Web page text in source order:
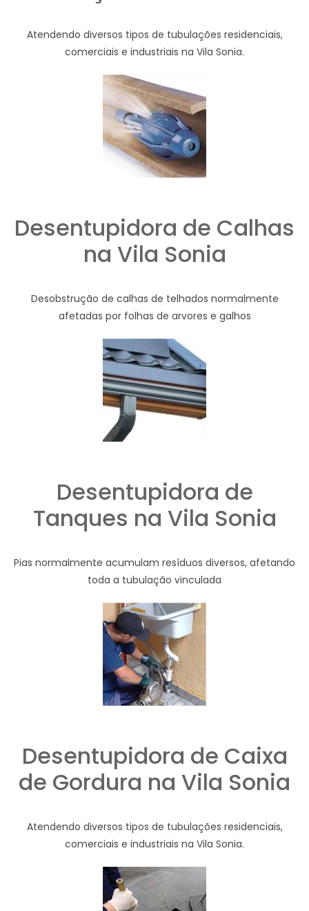
Atendendo diversos tipos de tubulações residenciais,
comerciais e industriais na Vila Sonia.
Desentupidora de Calhas
na Vila Sonia
Desobstrução de calhas de telhados normalmente
afetadas por folhas de arvores e galhos
Desentupidora de
Tanques na Vila Sonia
Pias normalmente acumulam resíduos diversos, afetando
toda a tubulação vinculada
Desentupidora de Caixa
de Gordura na Vila Sonia
Atendendo diversos tipos de tubulações residenciais,
comerciais e industriais na Vila Sonia.